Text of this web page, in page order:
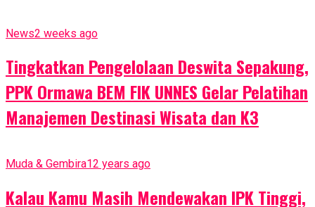
News2 weeks ago
Tingkatkan Pengelolaan Deswita Sepakung,
PPK Ormawa BEM FIK UNNES Gelar Pelatihan
Manajemen Destinasi Wisata dan K3
Muda & Gembira12 years ago
Kalau Kamu Masih Mendewakan IPK Tinggi,